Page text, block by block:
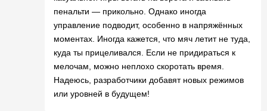
пенальти — прикольно. Однако иногда
управление подводит, особенно в напряжённых
моментах. Иногда кажется, что мяч летит не туда,
куда ты прицеливался. Если не придираться к
мелочам, можно неплохо скоротать время.
Надеюсь, разработчики добавят новых режимов
или уровней в будущем!